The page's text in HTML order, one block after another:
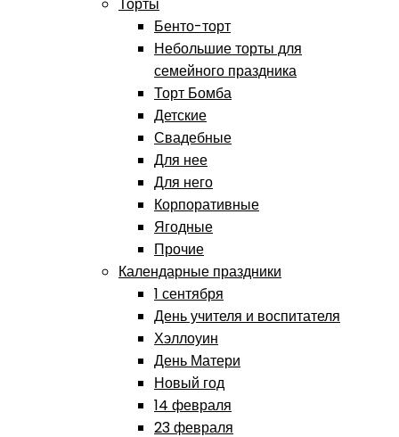
Торты
Бенто-торт
Небольшие торты для
семейного праздника
Торт Бомба
Детские
Свадебные
Для нее
Для него
Корпоративные
Ягодные
Прочие
Календарные праздники
1 сентября
День учителя и воспитателя
Хэллоуин
День Матери
Новый год
14 февраля
23 февраля